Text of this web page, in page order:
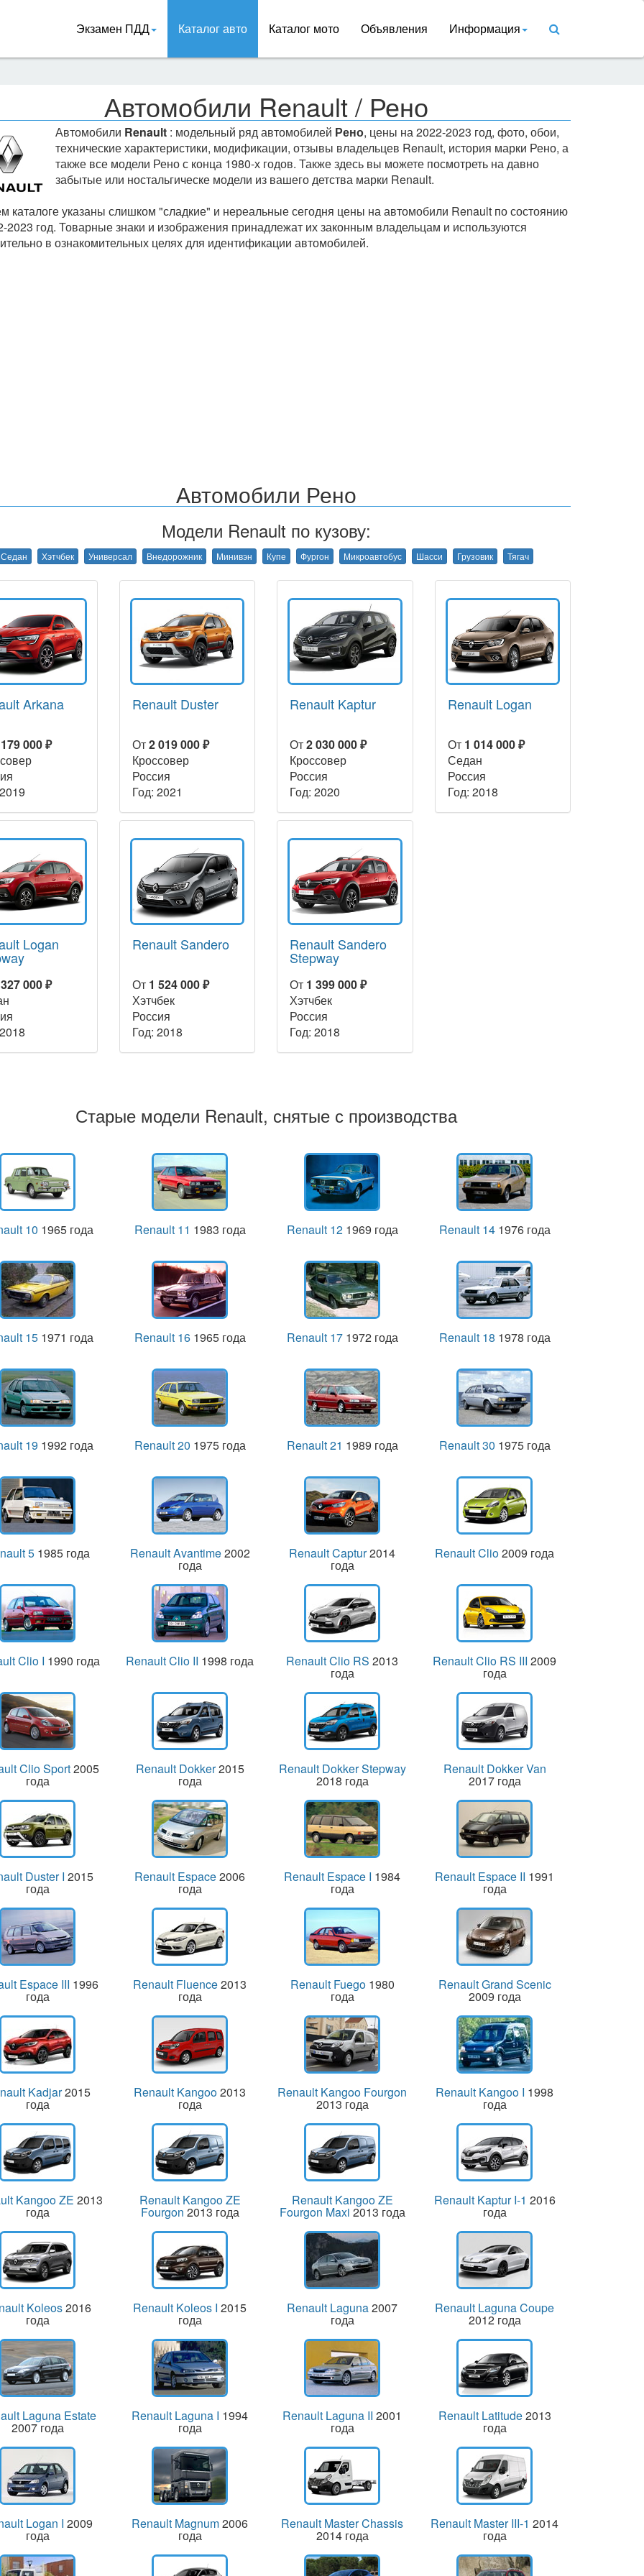
Экзамен ПДД Каталог авто Каталог мото Объявления Информация
Автомобили Renault / Рено
Автомобили Renault: модельный ряд автомобилей Рено, цены на 2022-2023 год, фото, обои,
технические характеристики, модификации, отзывы владельцев Renault, история марки Рено, а
также все модели Рено с конца 1980-х годов. Также здесь вы можете посмотреть на давно
забытые или ностальгическе модели из вашего детства марки Renault.
каталоге указаны слишком "сладкие" и нереальные сегодня цены на автомобили Renault по состоянию
2023 год. Товарные знаки и изображения принадлежат их законным владельцам и используются
в ознакомительных целях для идентификации автомобилей.
Автомобили Рено
Модели Renault по кузову:
Седан Хэтчбек Универсал Внедорожник Минивэн Купе Фургон Микроавтобус Шасси Грузовик Тягач
Arkana
000 ₽
Renault Duster
От2 019 000 ₽
Кроссовер
Россия
Год: 2021
Renault Kaptur
От2 030 000 ₽
Кроссовер
Россия
Год: 2020
Renault Logan
От 1 014 000 ₽
Седан
Россия
Год: 2018
Logan
000 ₽
Renault Sandero
От 1 524 000 ₽
Хэтчбек
Россия
Год: 2018
Renault Sandero
Stepway
От 1 399 000 ₽
Хэтчбек
Россия
Год: 2018
Старые модели Renault, снятые с производства
10 1965 года Renault 11 1983 года Renault 121969 года Renault 141976 года
151971 года Renault 161965 года Renault 171972 года Renault 18 1978 года
19 1992 года Renault 20 1975 года Renault 21 1989 года Renault 30 1975 года
5 1985 года Renault Avantime2002
года
Renault Captur2014
года
Renault Clio2009 года
Clio I 1990 года Renault Clio II 1998 года Renault Clio RS 2013
года
Renault Clio RS III 2009
года
Clio Sport2005
года
Renault Dokker2015
года
Renault Dokker Stepway
2018 года
Renault Dokker Van
2017 года
Duster I 2015
года
Renault Espace2006
года
Renault Espace I 1984
года
Renault Espace II 1991
года
Espace III 1996
года
Renault Fluence2013
года
Renault Fuego1980
года
Renault Grand Scenic
2009 года
Kadjar2015
года
Renault Kangoo2013
года
Renault Kangoo Fourgon
2013 года
Renault Kangoo I 1998
года
Kangoo ZE 2013
года
Renault Kangoo ZE
Fourgon 2013 года
Renault Kangoo ZE
Fourgon Maxi 2013 года
Renault Kaptur I-1 2016
года
Koleos2016
года
Renault Koleos I 2015
года
Renault Laguna2007
года
Renault Laguna Coupe
2012 года
Laguna Estate
2007 года
Renault Laguna I 1994
года
Renault Laguna II 2001
года
Renault Latitude2013
года
Logan I 2009
года
Renault Magnum2006
года
Renault Master Chassis
2014 года
Renault Master III-1 2014
года